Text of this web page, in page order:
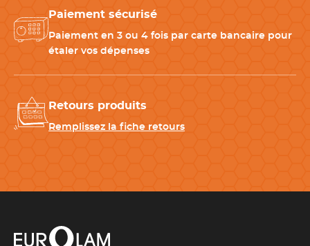
facilement les jus d’agrumes
-Mandoline cuisine: pratique pour réaliser des découpes fines
et régulières
Poids
Paiement sécurisé
Paiement en 3 ou 4 fois par carte bancaire pour
étaler vos dépenses
Retours produits
Remplissez la fiche retours